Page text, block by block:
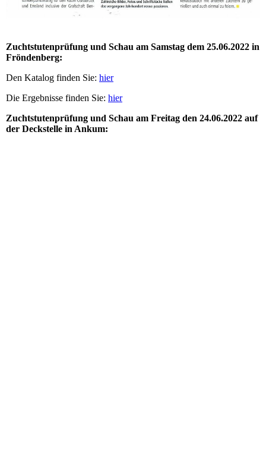
Zuchtstutenprüfung und Schau am Samstag dem 25.06.2022 in
Fröndenberg:
Den Katalog finden Sie: hier
Die Ergebnisse finden Sie: hier
Zuchtstutenprüfung und Schau am Freitag den 24.06.2022 auf
der Deckstelle in Ankum: